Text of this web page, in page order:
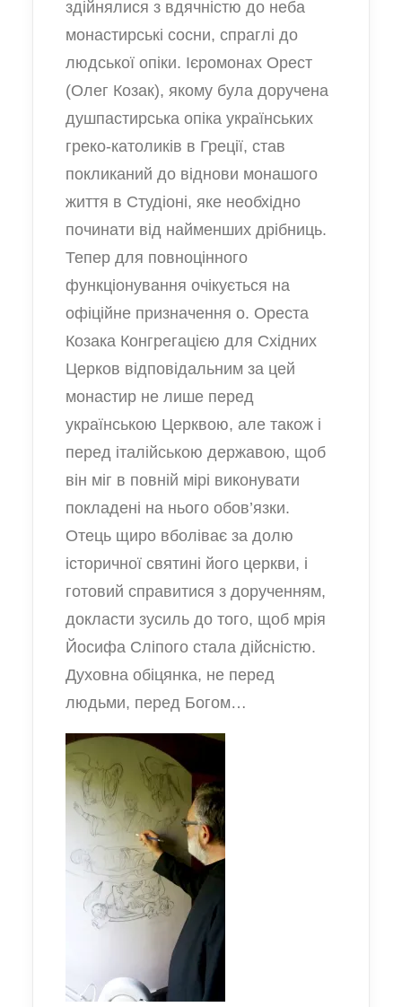
здійнялися з вдячністю до неба
монастирські сосни, спраглі до
людської опіки. Ієромонах Орест
(Олег Козак), якому була доручена
душпастирська опіка українських
греко-католиків в Греції, став
покликаний до віднови монашого
життя в Студіоні, яке необхідно
починати від найменших дрібниць.
Тепер для повноцінного
функціонування очікується на
офіційне призначення о. Ореста
Козака Конгрегацією для Східних
Церков відповідальним за цей
монастир не лише перед
українською Церквою, але також і
перед італійською державою, щоб
він міг в повній мірі виконувати
покладені на нього обов’язки.
Отець щиро вболіває за долю
історичної святині його церкви, і
готовий справитися з дорученням,
докласти зусиль до того, щоб мрія
Йосифа Сліпого стала дійсністю.
Духовна обіцянка, не перед
людьми, перед Богом…